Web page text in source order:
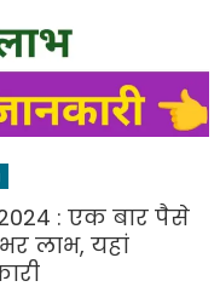
: एक बार पैसे
लाभ, यहां